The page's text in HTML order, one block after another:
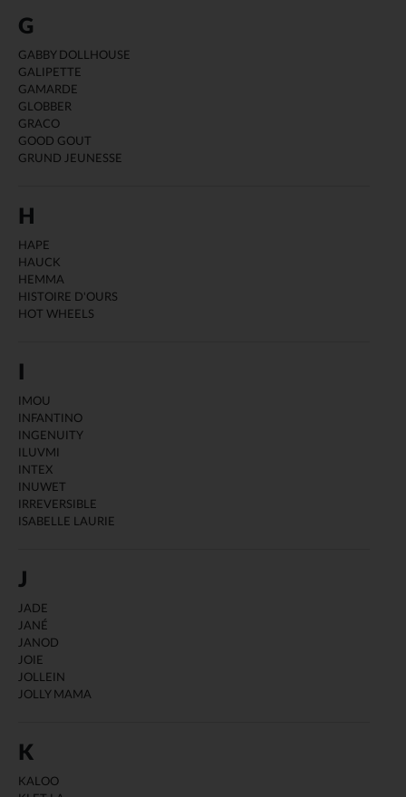
G
GABBY DOLLHOUSE
GALIPETTE
GAMARDE
GLOBBER
GRACO
GOOD GOUT
GRUND JEUNESSE
H
HAPE
HAUCK
HEMMA
HISTOIRE D'OURS
HOT WHEELS
IMOU
INFANTINO
INGENUITY
ILUVMI
INTEX
INUWET
IRREVERSIBLE
ISABELLE LAURIE
J
JADE
JANÉ
JANOD
JOIE
JOLLEIN
JOLLY MAMA
K
KALOO